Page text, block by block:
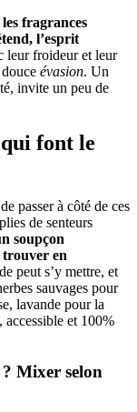
fragrances
l’esprit
leur froideur et leur
évasion. Un
invite un peu de
font le
passer à côté de ces
de senteurs
soupçon
trouver en
peut s’y mettre, et
sauvages pour
lavande pour la
et 100%
Mixer selon